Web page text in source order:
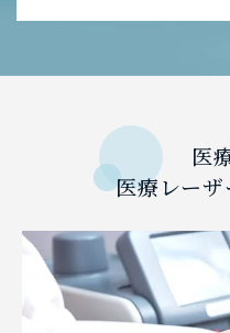
医
医療レー